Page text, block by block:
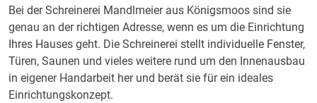
Bei der Schreinerei Mandlmeier aus Königsmoos sind sie
genau an der richtigen Adresse, wenn es um die Einrichtung
Ihres Hauses geht. Die Schreinerei stellt individuelle Fenster,
Türen, Saunen und vieles weitere rund um den Innenausbau
in eigener Handarbeit her und berät sie für ein ideales
Einrichtungskonzept.